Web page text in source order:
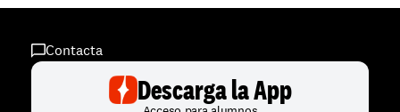
Contacta
Descarga la App